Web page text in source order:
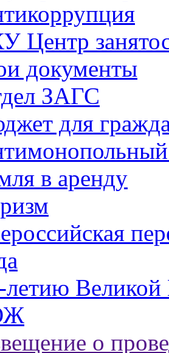
Центр
документы
ЗАГС
для
в аренду
летию
о